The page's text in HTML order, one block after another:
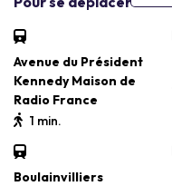
Avenue du Président
Kennedy Maison de
Radio France
1 min.
Boulainvilliers